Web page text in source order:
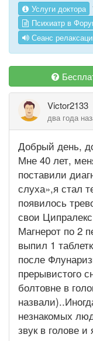
Услуги доктора
Психиатр в
Сеанс
Victor2133
два года
Добрый день,
Мне 40 лет,
поставили
слуха»,я стал
появилось
свои
Магнерот по 2
выпил 1
после
прерывистого
болтовне в
незнакомых
звук в голове